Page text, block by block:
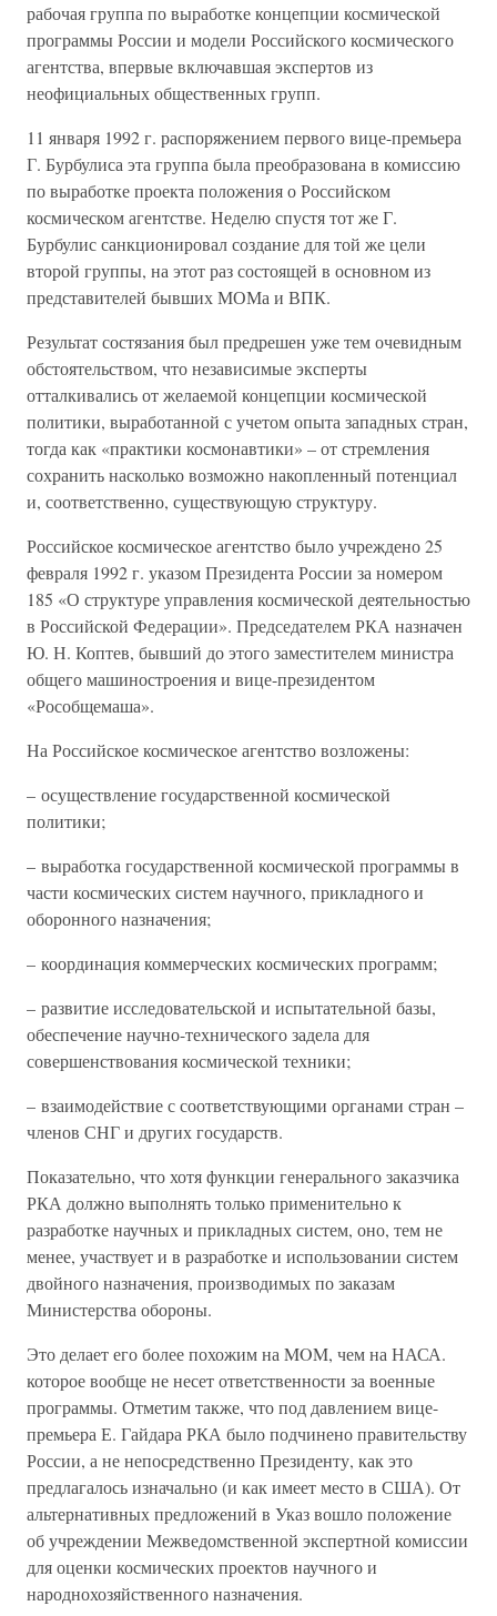
рабочая группа по выработке концепции космической
программы России и модели Российского космического
агентства, впервые включавшая экспертов из
неофициальных общественных групп.
11 января 1992 г. распоряжением первого вице-премьера
Г. Бурбулиса эта группа была преобразована в комиссию
по выработке проекта положения о Российском
космическом агентстве. Неделю спустя тот же Г.
Бурбулис санкционировал создание для той же цели
второй группы, на этот раз состоящей в основном из
представителей бывших МОМа и ВПК.
Результат состязания был предрешен уже тем очевидным
обстоятельством, что независимые эксперты
отталкивались от желаемой концепции космической
политики, выработанной с учетом опыта западных стран,
тогда как «практики космонавтики» – от стремления
сохранить насколько возможно накопленный потенциал
и, соответственно, существующую структуру.
Российское космическое агентство было учреждено 25
февраля 1992 г. указом Президента России за номером
185 «О структуре управления космической деятельностью
в Российской Федерации». Председателем РКА назначен
Ю. Н. Коптев, бывший до этого заместителем министра
общего машиностроения и вице-президентом
«Рособщемаша».
На Российское космическое агентство возложены:
– осуществление государственной космической
политики;
– выработка государственной космической программы в
части космических систем научного, прикладного и
оборонного назначения;
– координация коммерческих космических программ;
– развитие исследовательской и испытательной базы,
обеспечение научно-технического задела для
совершенствования космической техники;
– взаимодействие с соответствующими органами стран –
членов СНГ и других государств.
Показательно, что хотя функции генерального заказчика
РКА должно выполнять только применительно к
разработке научных и прикладных систем, оно, тем не
менее, участвует и в разработке и использовании систем
двойного назначения, производимых по заказам
Министерства обороны.
Это делает его более похожим на MOM, чем на НАСА.
которое вообще не несет ответственности за военные
программы. Отметим также, что под давлением вице-
премьера Е. Гайдара РКА было подчинено правительству
России, а не непосредственно Президенту, как это
предлагалось изначально (и как имеет место в США). От
альтернативных предложений в Указ вошло положение
об учреждении Межведомственной экспертной комиссии
для оценки космических проектов научного и
народнохозяйственного назначения.